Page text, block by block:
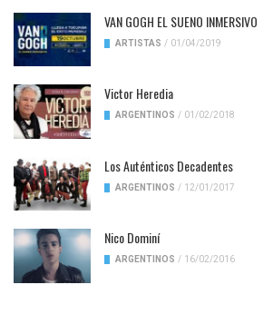
VAN GOGH EL SUENO INMERSIVO
ARTISTAS / 01/04/2019
Victor Heredia
ARGENTINOS / 01/02/2018
Los Auténticos Decadentes
ARGENTINOS / 12/01/2017
Nico Dominí
ARGENTINOS / 16/02/2016